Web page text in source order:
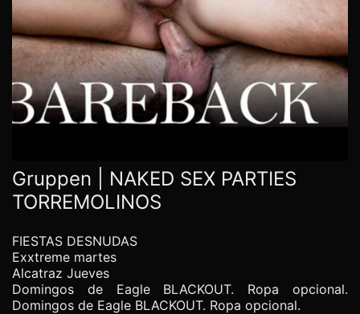
Gruppen | NAKED SEX PARTIES
TORREMOLINOS
FIESTAS DESNUDAS
Exxtreme martes
Alcatraz Jueves
Domingos de Eagle BLACKOUT. Ropa opcional.
Domingos de Eagle BLACKOUT. Ropa opcional.